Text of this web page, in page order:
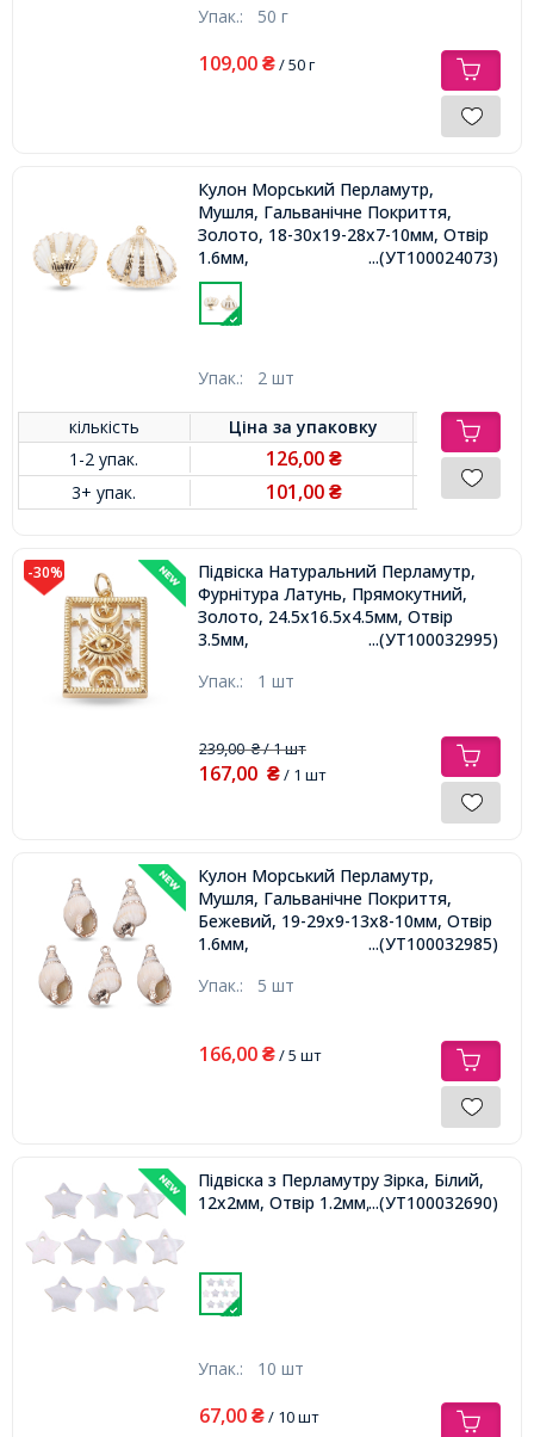
Упак.: 50 г
109,00 ₴/ 50 г
Кулон Морський Перламутр,
Мушля, Гальванічне Покриття,
Золото, 18-30x19-28x7-10мм, Отвір
1.6мм,
...(УТ100024073)
Упак.: 2 шт
кількість Ціна заупаковку
1-2 упак.
126,00 ₴
3+ упак. 101,00 ₴
-30%
Підвіска Натуральний Перламутр,
Фурнітура Латунь, Прямокутний,
Золото, 24.5х16.5х4.5мм, Отвір
3.5мм,
...(УТ100032995)
Упак.: 1 шт
239,00₴/ 1 шт
167,00 ₴/ 1 шт
Кулон Морський Перламутр,
Мушля, Гальванічне Покриття,
Бежевий, 19-29х9-13х8-10мм, Отвір
1.6мм,
...(УТ100032985)
Упак.: 5 шт
166,00 ₴/ 5 шт
Підвіска з Перламутру Зірка, Білий,
12х2мм, Отвір 1.2мм,...(УТ100032690)
Упак.: 10 шт
67,00 ₴/ 10 шт